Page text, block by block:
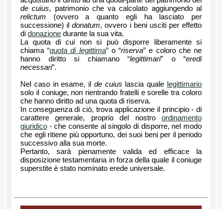
de cuius, patrimonio che va calcolato aggiungendo al
relictum (ovvero a quanto egli ha lasciato per
successione) ildonatum, ovvero i beni usciti per effetto
di donazione durante la sua vita.
La quota di cui non si può disporre liberamente si
chiama “quota di legittima” o “riserva” e coloro che ne
hanno diritto si chiamano “legittimari” o “eredi
necessari”.
Nel caso in esame, il de cuius lascia quale legittimario
solo il coniuge, non rientrando fratelli e sorelle tra coloro
che hanno diritto ad una quota di riserva.
In conseguenza di ciò, trova applicazione il principio - di
carattere generale, proprio del nostro ordinamento
giuridico - che consente al singolo di disporre, nel modo
che egli ritiene più opportuno, dei suoi beni per il periodo
successivo alla sua morte.
Pertanto, sarà pienamente valida ed efficace la
disposizione testamentaria in forza della quale il coniuge
superstite è stato nominato erede universale.